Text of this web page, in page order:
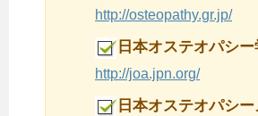
http://osteopathy.gr.jp/
日本オステオパシ
http://joa.jpn.org/
日本オステオパシ